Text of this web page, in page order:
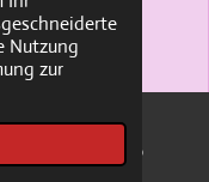
Nutzung
zur
WhatsApp